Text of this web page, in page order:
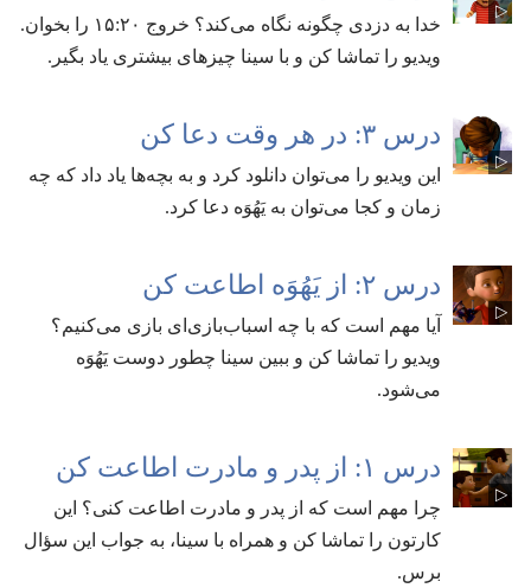
خدا به دزدی چگونه نگاه می‌کند؟‏ خروج ۲۰:‏۱۵ را بخوان.‏
ویدیو را تماشا کن و با سینا چیزهای بیشتری یاد بگیر.‏
درس ۳:‏ در هر وقت دعا کن
این ویدیو را می‌توان دانلود کرد و به بچه‌ها یاد داد که چه
زمان و کجا می‌توان به یَهُوَه دعا کرد.‏
درس ۲:‏ از یَهُوَه اطاعت کن
آیا مهم است که با چه اسباب‌بازی‌ای بازی می‌کنیم؟‏
ویدیو را تماشا کن و ببین سینا چطور دوست یَهُوَه
می‌شود.‏
درس ۱:‏ از پدر و مادرت اطاعت کن
چرا مهم است که از پدر و مادرت اطاعت کنی؟‏ این
کارتون را تماشا کن و همراه با سینا،‏ به جواب این سؤال
برس.‏